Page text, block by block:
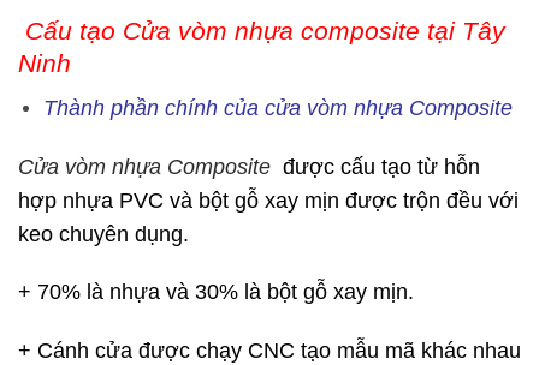
Cấu tạo Cửa vòm nhựa composite tại Tây
Ninh
Thành phần chính của cửa vòm nhựa Composite
Cửa vòm nhựa Composite được cấu tạo từ hỗn
hợp nhựa PVC và bột gỗ xay mịn được trộn đều với
keo chuyên dụng.
+ 70% là nhựa và 30% là bột gỗ xay mịn.
+ Cánh cửa được chạy CNC tạo mẫu mã khác nhau